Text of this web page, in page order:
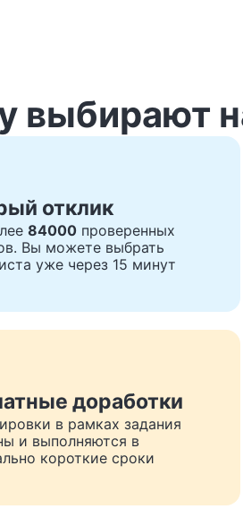
выбирают
отклик
84000 проверенных
Вы можете выбрать
уже через 15 минут
доработки
в рамках задания
и выполняются в
короткие сроки